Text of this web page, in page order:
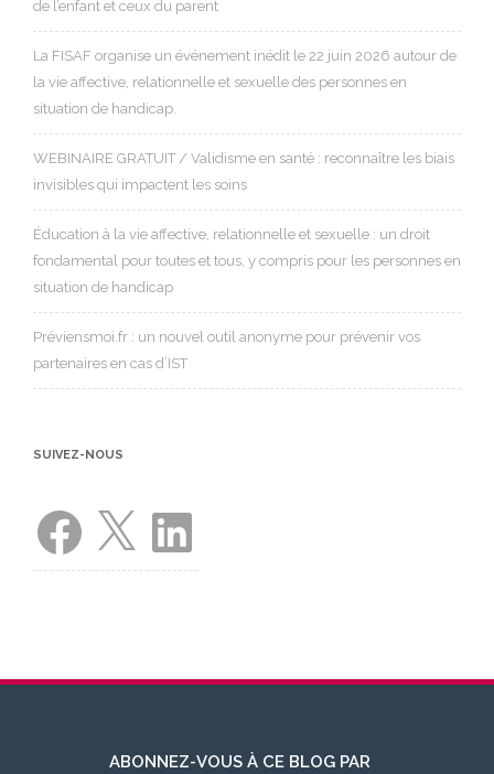
de l’enfant et ceux du parent
La FISAF organise un événement inédit le 22 juin 2026 autour de
la vie affective, relationnelle et sexuelle des personnes en
situation de handicap.
WEBINAIRE GRATUIT / Validisme en santé : reconnaître les biais
invisibles qui impactent les soins
Éducation à la vie affective, relationnelle et sexuelle : un droit
fondamental pour toutes et tous, y compris pour les personnes en
situation de handicap
Préviensmoi.fr : un nouvel outil anonyme pour prévenir vos
partenaires en cas d’IST
SUIVEZ-NOUS
Facebook LinkedIn
ABONNEZ-VOUS À CE BLOG PAR